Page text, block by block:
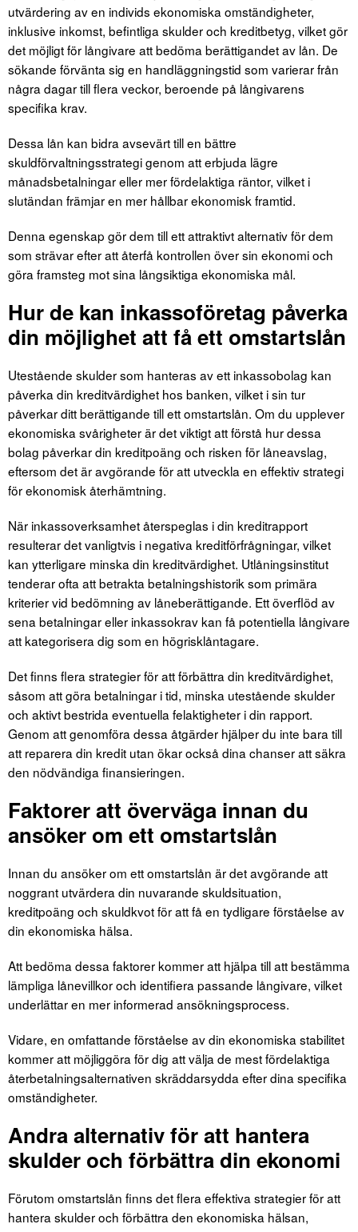
utvärdering av en individs ekonomiska omständigheter,
inklusive inkomst, befintliga skulder och kreditbetyg, vilket gör
det möjligt för långivare att bedöma berättigandet av lån. De
sökande förvänta sig en handläggningstid som varierar från
några dagar till flera veckor, beroende på långivarens
specifika krav.
Dessa lån kan bidra avsevärt till en bättre
skuldförvaltningsstrategi genom att erbjuda lägre
månadsbetalningar eller mer fördelaktiga räntor, vilket i
slutändan främjar en mer hållbar ekonomisk framtid.
Denna egenskap gör dem till ett attraktivt alternativ för dem
som strävar efter att återfå kontrollen över sin ekonomi och
göra framsteg mot sina långsiktiga ekonomiska mål.
Hur de kan inkassoföretag påverka
din möjlighet att få ett omstartslån
Utestående skulder som hanteras av ett inkassobolag kan
påverka din kreditvärdighet hos banken, vilket i sin tur
påverkar ditt berättigande till ett omstartslån. Om du upplever
ekonomiska svårigheter är det viktigt att förstå hur dessa
bolag påverkar din kreditpoäng och risken för låneavslag,
eftersom det är avgörande för att utveckla en effektiv strategi
för ekonomisk återhämtning.
När inkassoverksamhet återspeglas i din kreditrapport
resulterar det vanligtvis i negativa kreditförfrågningar, vilket
kan ytterligare minska din kreditvärdighet. Utlåningsinstitut
tenderar ofta att betrakta betalningshistorik som primära
kriterier vid bedömning av låneberättigande. Ett överflöd av
sena betalningar eller inkassokrav kan få potentiella långivare
att kategorisera dig som en högrisklåntagare.
Det finns flera strategier för att förbättra din kreditvärdighet,
såsom att göra betalningar i tid, minska utestående skulder
och aktivt bestrida eventuella felaktigheter i din rapport.
Genom att genomföra dessa åtgärder hjälper du inte bara till
att reparera din kredit utan ökar också dina chanser att säkra
den nödvändiga finansieringen.
Faktorer att överväga innan du
ansöker om ett omstartslån
Innan du ansöker om ett omstartslån är det avgörande att
noggrant utvärdera din nuvarande skuldsituation,
kreditpoäng och skuldkvot för att få en tydligare förståelse av
din ekonomiska hälsa.
Att bedöma dessa faktorer kommer att hjälpa till att bestämma
lämpliga lånevillkor och identifiera passande långivare, vilket
underlättar en mer informerad ansökningsprocess.
Vidare, en omfattande förståelse av din ekonomiska stabilitet
kommer att möjliggöra för dig att välja de mest fördelaktiga
återbetalningsalternativen skräddarsydda efter dina specifika
omständigheter.
Andra alternativ för att hantera
skulder och förbättra din ekonomi
Förutom omstartslån finns det flera effektiva strategier för att
hantera skulder och förbättra den ekonomiska hälsan,